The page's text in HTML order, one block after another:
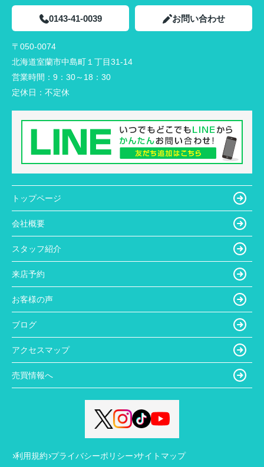
0143-41-0039 お問い合わせ
〒050-0074
北海道室蘭市中島町１丁目31-14
営業時間： 9：30～18：30
定休日： 不定休
トップページ
会社概要
スタッフ紹介
来店予約
お客様の声
ブログ
アクセスマップ
売買情報へ
利用規約 プライバシーポリシー サイトマップ